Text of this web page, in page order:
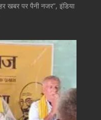
खबर पर पैनी नजर”, इंडिया